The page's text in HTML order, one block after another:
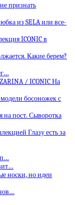
признать
из SELA или все-
ICONIC в
Какие берем?
/ ICONIC На
босоножек с
на пост. Сыворотка
Глазу есть за
п…
носки, но идеи